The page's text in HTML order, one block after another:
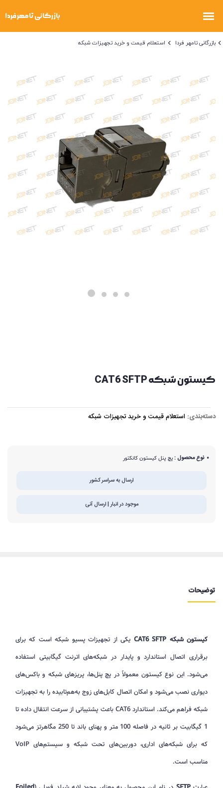
بازرگانی تامهر فردا استعلام قیمت و خرید تجهیزات شبکه
کیستون شبکه CAT6 SFTP
دسته‌بندی: استعلام قیمت و خرید تجهیزات شبکه
نوع محصول :پچ پنل کیستون کانکتور
ارسال به سراسر کشور
موجود در انبار | ارسال آنی
توضیحات
کیستون شبکه CAT6 SFTP
یکی از تجهیزات پسیو شبکه است که برای
برقراری اتصال استاندارد و پایدار در شبکه‌های اترنت گیگابیتی استفاده
می‌شود. این نوع کیستون معمولاً در پچ پنل‌ها، پریزهای شبکه و باکس‌های
دیواری نصب می‌شود و امکان اتصال کابل‌های زوج به‌هم‌تابیده را به تجهیزات
شبکه فراهم می‌کند. استاندارد CAT6 باعث پشتیبانی از سرعت انتقال داده تا
1 گیگابیت بر ثانیه در فاصله 100 متر و پهنای باند تا 250 مگاهرتز می‌شود
که برای شبکه‌های اداری، دوربین‌های تحت شبکه و سیستم‌های VoIP
مناسب است.